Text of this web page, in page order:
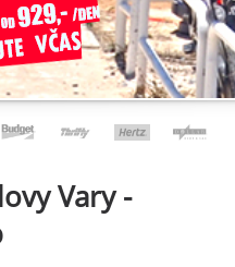
Vary -